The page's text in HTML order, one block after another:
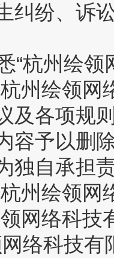
纠纷、诉
“杭州绘
州绘领
及各项规
容予以删
独自承担
州绘领
网络科
络科技